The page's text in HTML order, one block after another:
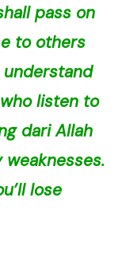
pass on
to others
understand
listen to
dari Allah
lose